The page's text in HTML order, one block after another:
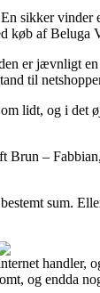
vinder
køb af
er jævnligt
til
lidt, og i det
–
sum.
og endda